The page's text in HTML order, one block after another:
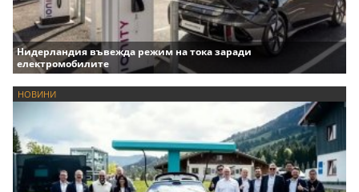
Нидерландия въвежда режим на тока заради
електромобилите
НОВИНИ